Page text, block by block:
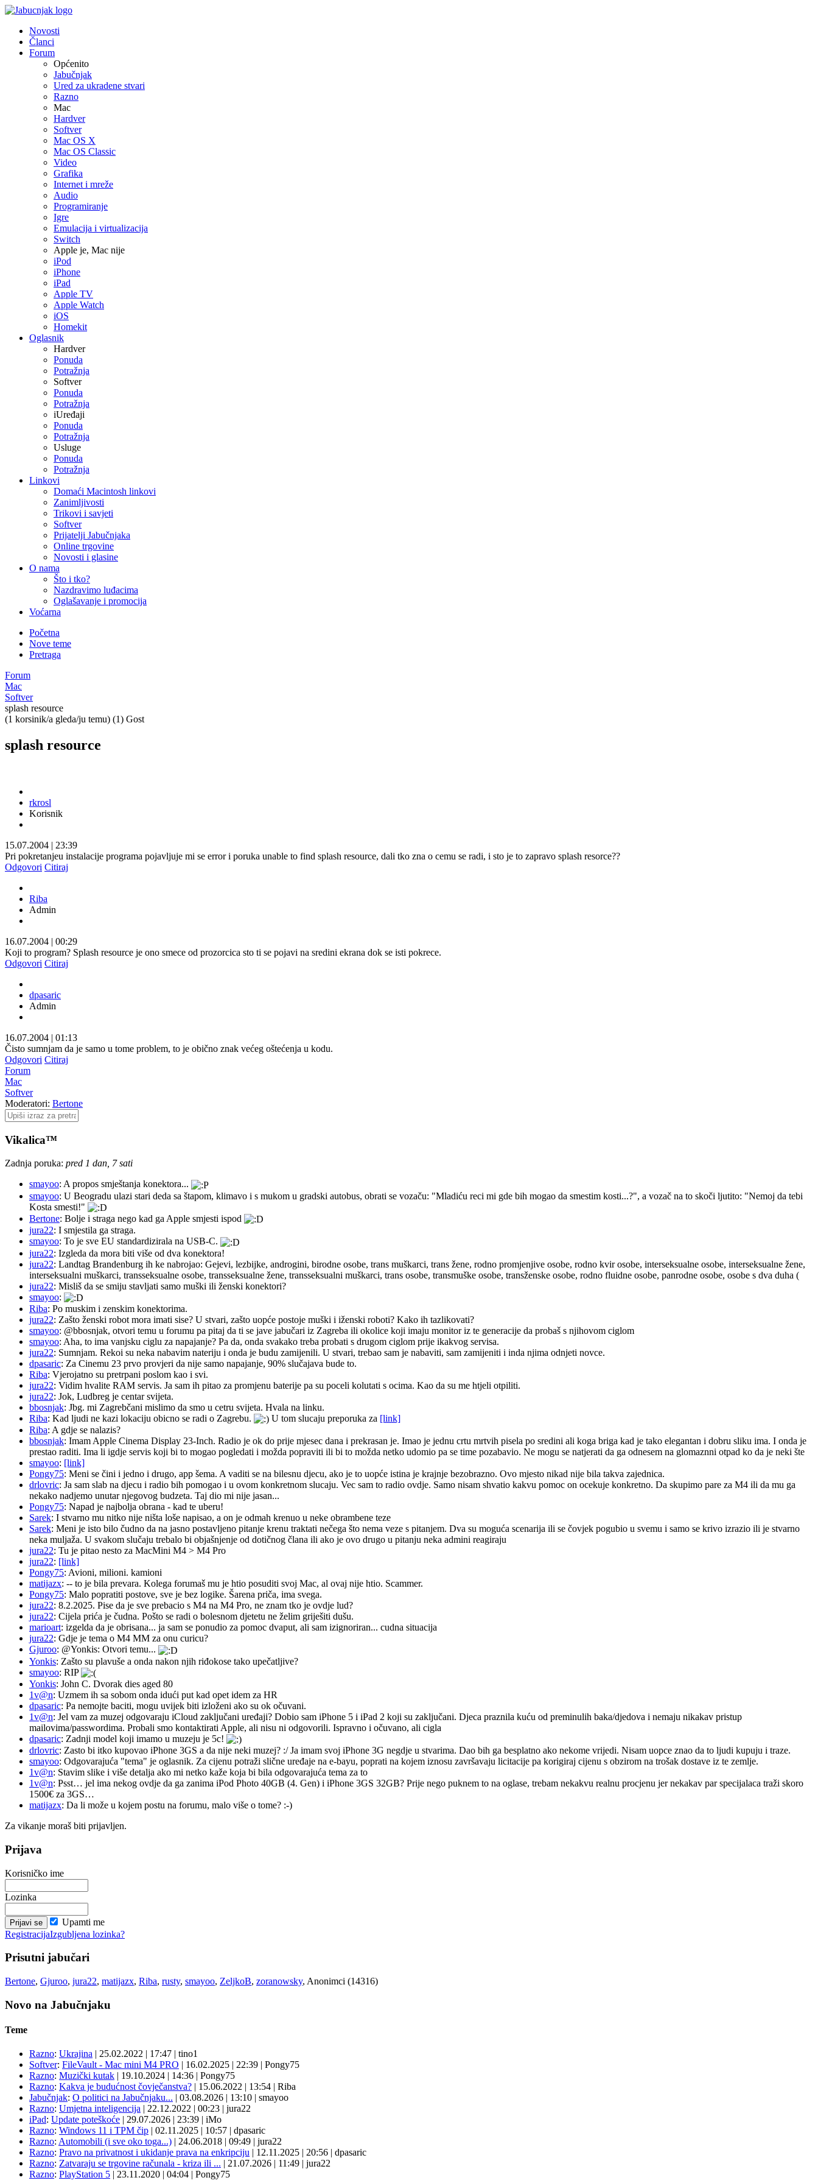
Novosti
Članci
Forum
Općenito
Jabučnjak
Ured za ukradene stvari
Razno
Mac
Hardver
Softver
Mac OS X
Mac OS Classic
Video
Grafika
Internet i mreže
Audio
Programiranje
Igre
Emulacija i virtualizacija
Switch
Apple je, Mac nije
iPod
iPhone
iPad
Apple TV
Apple Watch
iOS
Homekit
Oglasnik
Hardver
Ponuda
Potražnja
Softver
Ponuda
Potražnja
iUređaji
Ponuda
Potražnja
Usluge
Ponuda
Potražnja
Linkovi
Domaći Macintosh linkovi
Zanimljivosti
Trikovi i savjeti
Softver
Prijatelji Jabučnjaka
Online trgovine
Novosti i glasine
O nama
Što i tko?
Nazdravimo luđacima
Oglašavanje i promocija
Voćarna
Početna
Nove teme
Pretraga
Forum
Mac
Softver
splash resource
(1 korsinik/a gleda/ju temu) (1) Gost
splash resource
rkrosl
Korisnik
15.07.2004 | 23:39
Pri pokretanjeu instalacije programa pojavljuje mi se error i poruka unable to find splash resource, dali tko zna o cemu se radi, i sto je to zapravo splash resorce??
Odgovori Citiraj
Riba
Admin
16.07.2004 | 00:29
Koji to program? Splash resource je ono smece od prozorcica sto ti se pojavi na sredini ekrana dok se isti pokrece.
Odgovori Citiraj
dpasaric
Admin
16.07.2004 | 01:13
Čisto sumnjam da je samo u tome problem, to je obično znak većeg oštećenja u kodu.
Odgovori Citiraj
Forum
Mac
Softver
Moderatori: Bertone
Vikalica™
Zadnja poruka: pred 1 dan, 7 sati
smayoo: A propos smještanja konektora...
smayoo: U Beogradu ulazi stari deda sa štapom, klimavo i s mukom u gradski autobus, obrati se vozaču: "Mladiću reci mi gde bih mogao da smestim kosti...?", a vozač na to skoči ljutito: "Nemoj da tebi
Kosta smesti!"
Bertone: Bolje i straga nego kad ga Apple smjesti ispod
jura22: I smjestila ga straga.
smayoo: To je sve EU standardizirala na USB-C.
jura22: Izgleda da mora biti više od dva konektora!
jura22: Landtag Brandenburg ih ke nabrojao: Gejevi, lezbijke, androgini, birodne osobe, trans muškarci, trans žene, rodno promjenjive osobe, rodno kvir osobe, interseksualne osobe, interseksualne žene,
interseksualni muškarci, transseksualne osobe, transseksualne žene, transseksualni muškarci, trans osobe, transmuške osobe, transženske osobe, rodno fluidne osobe, panrodne osobe, osobe s dva duha (
jura22: Misliš da se smiju stavljati samo muški ili ženski konektori?
smayoo:
Riba: Po muskim i zenskim konektorima.
jura22: Zašto ženski robot mora imati sise? U stvari, zašto uopće postoje muški i iženski roboti? Kako ih tazlikovati?
smayoo: @bbosnjak, otvori temu u forumu pa pitaj da ti se jave jabučari iz Zagreba ili okolice koji imaju monitor iz te generacije da probaš s njihovom ciglom
smayoo: Aha, to ima vanjsku ciglu za napajanje? Pa da, onda svakako treba probati s drugom ciglom prije ikakvog servisa.
jura22: Sumnjam. Rekoi su neka nabavim nateriju i onda je budu zamijenili. U stvari, trebao sam je nabaviti, sam zamijeniti i inda njima odnjeti novce.
dpasaric: Za Cinemu 23 prvo provjeri da nije samo napajanje, 90% slučajava bude to.
Riba: Vjerojatno su pretrpani poslom kao i svi.
jura22: Vidim hvalite RAM servis. Ja sam ih pitao za promjenu baterije pa su poceli kolutati s ocima. Kao da su me htjeli otpiliti.
jura22: Jok, Ludbreg je centar svijeta.
bbosnjak: Jbg. mi Zagrebčani mislimo da smo u cetru svijeta. Hvala na linku.
Riba: Kad ljudi ne kazi lokaciju obicno se radi o Zagrebu. U tom slucaju preporuka za [link]
Riba: A gdje se nalazis?
bbosnjak: Imam Apple Cinema Display 23-Inch. Radio je ok do prije mjesec dana i prekrasan je. Imao je jednu crtu mrtvih pisela po sredini ali koga briga kad je tako elegantan i dobru sliku ima. I onda je
prestao raditi. Ima li igdje servis koji bi to mogao pogledati i možda popraviti ili bi to možda netko udomio pa se time pozabavio. Ne mogu se natjerati da ga odnesem na glomaznni otpad ko da je neki šte
smayoo: [link]
Pongy75: Meni se čini i jedno i drugo, app šema. A vaditi se na bilesnu djecu, ako je to uopće istina je krajnje bezobrazno. Ovo mjesto nikad nije bila takva zajednica.
drlovric: Ja sam slab na djecu i radio bih pomogao i u ovom konkretnom slucaju. Vec sam to radio ovdje. Samo nisam shvatio kakvu pomoc on ocekuje konkretno. Da skupimo pare za M4 ili da mu ga
nekako nadjemo unutar njegovog budzeta. Taj dio mi nije jasan...
Pongy75: Napad je najbolja obrana - kad te uberu!
Sarek: I stvarno mu nitko nije ništa loše napisao, a on je odmah krenuo u neke obrambene teze
Sarek: Meni je isto bilo čudno da na jasno postavljeno pitanje krenu traktati nečega što nema veze s pitanjem. Dva su moguća scenarija ili se čovjek pogubio u svemu i samo se krivo izrazio ili je stvarno
neka muljaža. U svakom slučaju trebalo bi objašnjenje od dotičnog člana ili ako je ovo drugo u pitanju neka admini reagiraju
jura22: Tu je pitao nesto za MacMini M4 > M4 Pro
jura22: [link]
Pongy75: Avioni, milioni. kamioni
matijazx: -- to je bila prevara. Kolega forumaš mu je htio posuditi svoj Mac, al ovaj nije htio. Scammer.
Pongy75: Malo popratiti postove, sve je bez logike. Šarena priča, ima svega.
jura22: 8.2.2025. Pise da je sve prebacio s M4 na M4 Pro, ne znam tko je ovdje lud?
jura22: Cijela prića je čudna. Pošto se radi o bolesnom djetetu ne želim griješiti dušu.
marioart: izgelda da je obrisana... ja sam se ponudio za pomoc dvaput, ali sam izignoriran... cudna situacija
jura22: Gdje je tema o M4 MM za onu curicu?
Gjuroo: @Yonkis: Otvori temu...
Yonkis: Zašto su plavuše a onda nakon njih riđokose tako upečatljive?
smayoo: RIP
Yonkis: John C. Dvorak dies aged 80
1v@n: Uzmem ih sa sobom onda idući put kad opet idem za HR
dpasaric: Pa nemojte baciti, mogu uvijek biti izloženi ako su ok očuvani.
1v@n: Jel vam za muzej odgovaraju iCloud zaključani uređaji? Dobio sam iPhone 5 i iPad 2 koji su zaključani. Djeca praznila kuću od preminulih baka/djedova i nemaju nikakav pristup
mailovima/passwordima. Probali smo kontaktirati Apple, ali nisu ni odgovorili. Ispravno i očuvano, ali cigla
dpasaric: Zadnji model koji imamo u muzeju je 5c!
drlovric: Zasto bi itko kupovao iPhone 3GS a da nije neki muzej? :/ Ja imam svoj iPhone 3G negdje u stvarima. Dao bih ga besplatno ako nekome vrijedi. Nisam uopce znao da to ljudi kupuju i traze.
smayoo: Odgovarajuća "tema" je oglasnik. Za cijenu potraži slične uređaje na e-bayu, poprati na kojem iznosu završavaju licitacije pa korigiraj cijenu s obzirom na trošak dostave iz te zemlje.
1v@n: Stavim slike i više detalja ako mi netko kaže koja bi bila odgovarajuća tema za to
1v@n: Psst… jel ima nekog ovdje da ga zanima iPod Photo 40GB (4. Gen) i iPhone 3GS 32GB? Prije nego puknem to na oglase, trebam nekakvu realnu procjenu jer nekakav par specijalaca traži skoro
1500€ za 3GS…
matijazx: Da li može u kojem postu na forumu, malo više o tome? :-)
Za vikanje moraš biti prijavljen.
Prijava
Korisničko ime
Lozinka
Upamti me
RegistracijaIzgubljena lozinka?
Prisutni jabučari
Bertone, Gjuroo, jura22, matijazx, Riba, rusty, smayoo, ZeljkoB, zoranowsky, Anonimci (14316)
Novo na Jabučnjaku
Teme
Razno: Ukrajina | 25.02.2022 | 17:47 | tino1
Softver: FileVault - Mac mini M4 PRO | 16.02.2025 | 22:39 | Pongy75
Razno: Muzički kutak | 19.10.2024 | 14:36 | Pongy75
Razno: Kakva je budućnost čovječanstva? | 15.06.2022 | 13:54 | Riba
Jabučnjak: O politici na Jabučnjaku... | 03.08.2026 | 13:10 | smayoo
Razno: Umjetna inteligencija | 22.12.2022 | 00:23 | jura22
iPad: Update poteškoće | 29.07.2026 | 23:39 | iMo
Razno: Windows 11 i TPM čip | 02.11.2025 | 10:57 | dpasaric
Razno: Automobili (i sve oko toga...) | 24.06.2018 | 09:49 | jura22
Razno: Pravo na privatnost i ukidanje prava na enkripciju | 12.11.2025 | 20:56 | dpasaric
Razno: Zatvaraju se trgovine računala - kriza ili ... | 21.07.2026 | 11:49 | jura22
Razno: PlayStation 5 | 23.11.2020 | 04:04 | Pongy75